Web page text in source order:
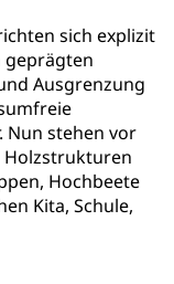
sich explizit
geprägten
Ausgrenzung
Nun stehen vor
Holzstrukturen
Hochbeete
Kita, Schule,